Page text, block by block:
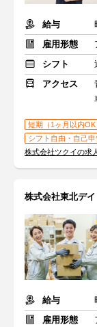
給与
雇用形態
シフト
アクセス
短期（1ヶ月以内OK
シフト自由・自己申
株式会社ツクイの求
株式会社東北デ
給与
雇用形態